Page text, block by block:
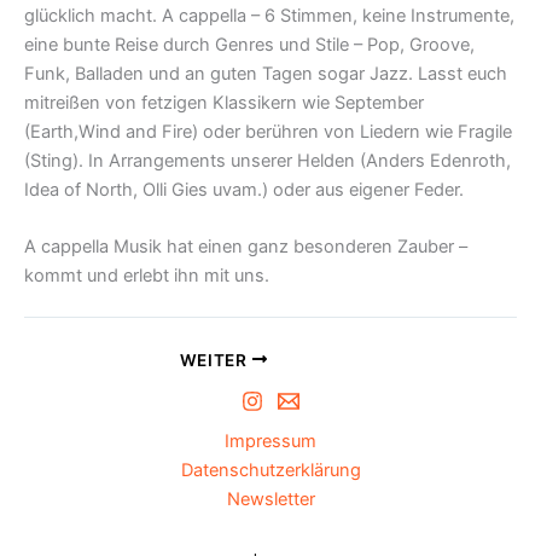
glücklich macht. A cappella – 6 Stimmen, keine Instrumente,
eine bunte Reise durch Genres und Stile – Pop, Groove,
Funk, Balladen und an guten Tagen sogar Jazz. Lasst euch
mitreißen von fetzigen Klassikern wie September
(Earth,Wind and Fire) oder berühren von Liedern wie Fragile
(Sting). In Arrangements unserer Helden (Anders Edenroth,
Idea of North, Olli Gies uvam.) oder aus eigener Feder.
A cappella Musik hat einen ganz besonderen Zauber –
kommt und erlebt ihn mit uns.
WEITER
Impressum
Datenschutzerklärung
Newsletter